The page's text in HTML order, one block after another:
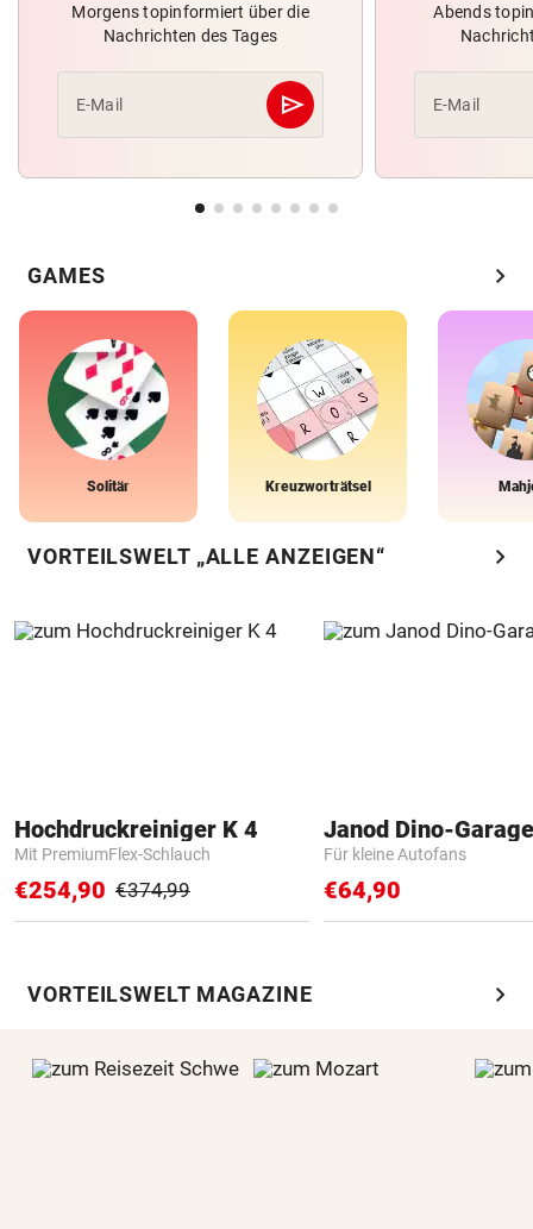
Morgens topinformiert über die
Nachrichten des Tages
E-Mail send
Abschicken
Abends
E-Mail
GAMES chevron_right
Solitär Kreuzworträtsel
VORTEILSWELT „ALLE ANZEIGEN“ chevron_right
Hochdruckreiniger K 4
Mit PremiumFlex-Schlauch
€254,90 €374,99
Janod Dino-Garage
Für kleine Autofans
€64,90
VORTEILSWELT MAGAZINE chevron_right